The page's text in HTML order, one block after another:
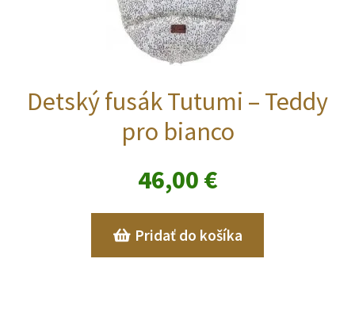
Detský fusák Tutumi – Teddy
pro bianco
46,00 €
Pridať do košíka